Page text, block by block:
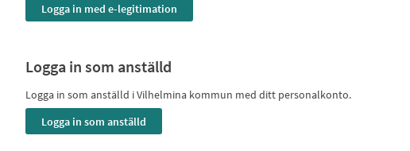
Logga in som anställd
Logga in som anställd i Vilhelmina kommun med ditt personalkonto.